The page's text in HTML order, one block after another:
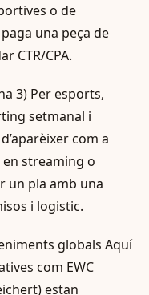
o de
una peça de
CTR/CPA.
3) Per esports,
setmanal i
com a
streaming o
un pla amb una
i logistic.
globals Aquí
com EWC
estan